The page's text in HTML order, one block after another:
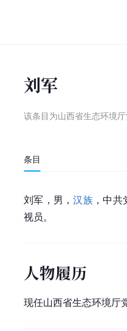
刘军
该条目为山西省生态环境
条目
刘军，男，汉族 ，中
视员。
人物履历
现任山西省生态环境厅